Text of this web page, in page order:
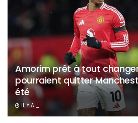
Amorim prêt à tout
pourraient quitter
été
IL Y A _